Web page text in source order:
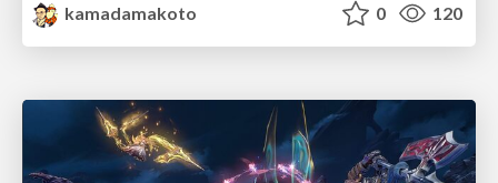
kamadamakoto
0 120